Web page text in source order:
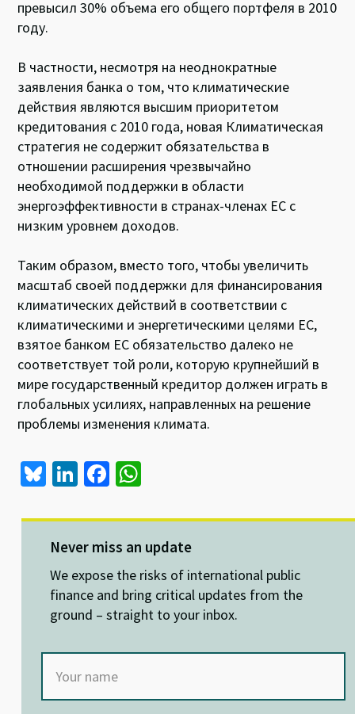
превысил 30% объема его общего портфеля в 2010
году.
В частности, несмотря на неоднократные
заявления банка о том, что климатические
действия являются высшим приоритетом
кредитования с 2010 года, новая Климатическая
стратегия не содержит обязательства в
отношении расширения чрезвычайно
необходимой поддержки в области
энергоэффективности в странах-членах ЕС с
низким уровнем доходов.
Таким образом, вместо того, чтобы увеличить
масштаб своей поддержки для финансирования
климатических действий в соответствии с
климатическими и энергетическими целями ЕС,
взятое банком ЕС обязательство далеко не
соответствует той роли, которую крупнейший в
мире государственный кредитор должен играть в
глобальных усилиях, направленных на решение
проблемы изменения климата.
Bl
es
ky
Li
ke
dI
n
Fa
b
o
o
k
at
sA
p
p
Never miss an update
We expose the risks of international public
finance and bring critical updates from the
ground – straight to your inbox.